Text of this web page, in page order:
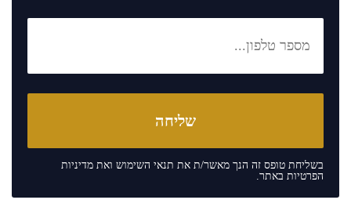
בשליחת טופס זה הנך מאשר/ת את תנאי השימוש ואת מדיניות
הפרטיות באתר.